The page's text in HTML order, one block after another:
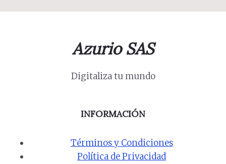
Azurio SAS
Digitaliza tu mundo
INFORMACIÓN
Términos y Condiciones
Política de Privacidad